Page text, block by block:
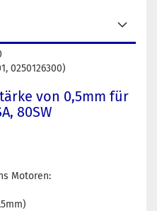
0250126300)
von 0,5mm für
80SW
Motoren: